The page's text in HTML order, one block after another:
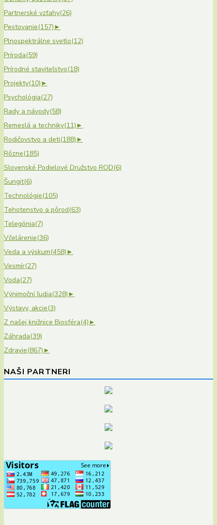
Partnerské vzťahy(26)
Pestovanie(157)►
Plnospektrálne svetlo(12)
Príroda(59)
Prírodné staviteľstvo(18)
Projekty(10)►
Psychológia(27)
Rady a návody(58)
Remeslá a techniky(11)►
Rodičovstvo a deti(188)►
Rôzne(185)
Slovenské Podielové Družstvo ROD(6)
Šungit(6)
Technológie(105)
Tehotenstvo a pôrod(63)
Telegónia(7)
Včelárenie(36)
Veda a výskum(458)►
Vesmír(27)
Voda(27)
Výnimoční ľudia(328)►
Výstavy, akcie(3)
Z našej knižnice Biosféra(4)►
Záhrada(39)
Zdravie(867)►
NAŠI PARTNERI